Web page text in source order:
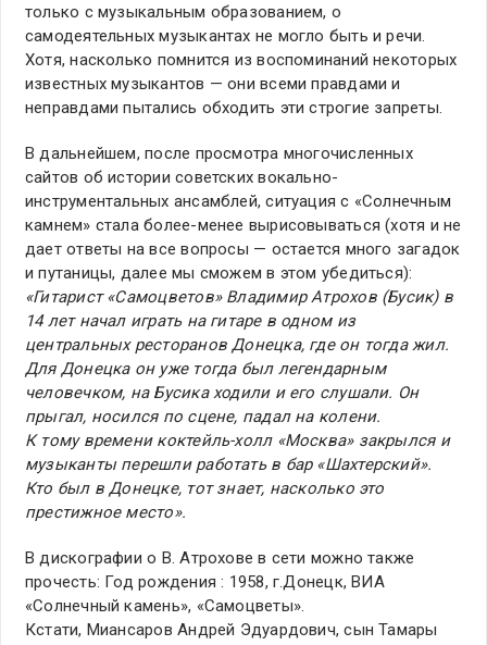
только с музыкальным образованием, о
самодеятельных музыкантах не могло быть и речи.
Хотя, насколько помнится из воспоминаний некоторых
известных музыкантов — они всеми правдами и
неправдами пытались обходить эти строгие запреты.
В дальнейшем, после просмотра многочисленных
сайтов об истории советских вокально-
инструментальных ансамблей, ситуация с «Солнечным
камнем» стала более-менее вырисовываться (хотя и не
дает ответы на все вопросы — остается много загадок
и путаницы, далее мы сможем в этом убедиться):
«Гитарист «Самоцветов» Владимир Атрохов (Бусик) в
14 лет начал играть на гитаре в одном из
центральных ресторанов Донецка, где он тогда жил.
Для Донецка он уже тогда был легендарным
человечком, на Бусика ходили и его слушали. Он
прыгал, носился по сцене, падал на колени.
К тому времени коктейль-холл «Москва» закрылся и
музыканты перешли работать в бар «Шахтерский».
Кто был в Донецке, тот знает, насколько это
престижное место».
В дискографии о В. Атрохове в сети можно также
прочесть: Год рождения : 1958, г.Донецк, ВИА
«Солнечный камень», «Самоцветы».
Кстати, Миансаров Андрей Эдуардович, сын Тамары